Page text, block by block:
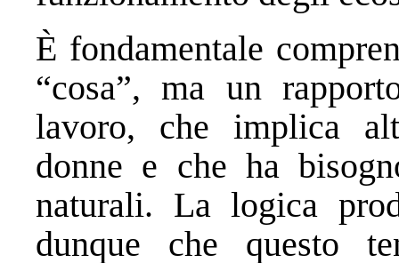
È fondamentale
“cosa”, ma un
lavoro, che implica
donne e che ha
naturali. La logica
dunque che questo